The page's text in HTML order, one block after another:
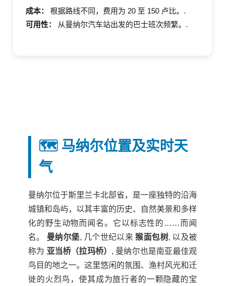
成本：
根据路线不同，费用为 20 至 150 卢比。.
可用性：
从曼纳尔汽车站出发的巴士班次频繁。.
🗺️ 马纳尔位置及实时天
气
曼纳尔位于斯里兰卡北部省，是一座独特的沿海
城镇和岛屿，以其丰富的历史、自然美景和多样
化的野生动物而闻名。它以标志性的……而闻
名。 曼纳尔堡, 几个世纪以来猴面包树, 以及被
称为 亚当桥（拉玛桥） , 曼纳尔也是南亚最佳观
鸟目的地之一。这里悠闲的氛围、渔村风光和迁
徙的火烈鸟，使其成为旅行者的一颗隐藏的宝